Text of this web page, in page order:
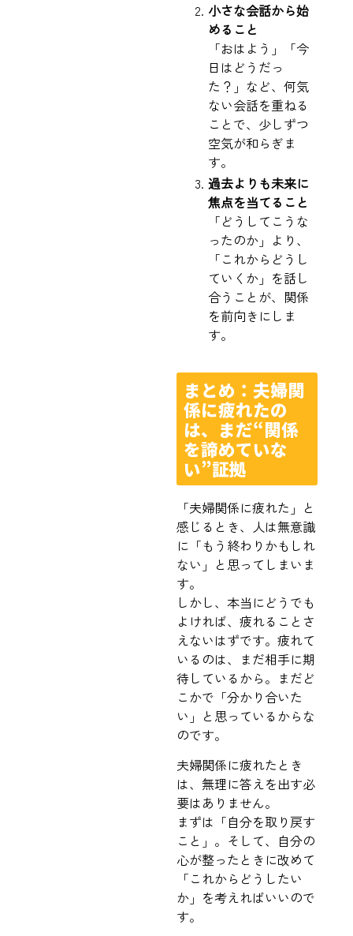
小さな会話から始
めること
「おはよう」「今
日はどうだっ
た？」など、何気
ない会話を重ねる
ことで、少しずつ
空気が和らぎま
す。
過去よりも未来に
焦点を当てること
「どうしてこうな
ったのか」より、
「これからどうし
ていくか」を話し
合うことが、関係
を前向きにしま
す。
まとめ：夫婦関
係に疲れたの
は、まだ“関係
を諦めていな
い”証拠
「夫婦関係に疲れた」と
感じるとき、人は無意識
に「もう終わりかもしれ
ない」と思ってしまいま
す。
しかし、本当にどうでも
よければ、疲れることさ
えないはずです。疲れて
いるのは、まだ相手に期
待しているから。まだど
こかで「分かり合いた
い」と思っているからな
のです。
夫婦関係に疲れたとき
は、無理に答えを出す必
要はありません。
まずは「自分を取り戻す
こと」。そして、自分の
心が整ったときに改めて
「これからどうしたい
か」を考えればいいので
す。